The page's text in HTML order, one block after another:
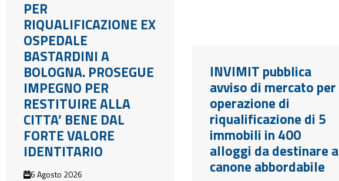
PER
RIQUALIFICAZIONE EX
OSPEDALE
BASTARDINI A
BOLOGNA. PROSEGUE
IMPEGNO PER
RESTITUIRE ALLA
CITTA’ BENE DAL
FORTE VALORE
IDENTITARIO
6 Agosto 2026
INVIMIT pubblica
avviso di mercato per
operazione di
riqualificazione di 5
immobili in 400
alloggi da destinare a
canone abbordabile